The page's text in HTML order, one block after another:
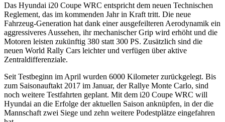
Das Hyundai i20 Coupe WRC entspricht dem neuen Technischen
Reglement, das im kommenden Jahr in Kraft tritt. Die neue
Fahrzeug-Generation hat dank einer ausgefeilteren Aerodynamik ein
aggressiveres Aussehen, ihr mechanischer Grip wird erhöht und die
Motoren leisten zukünftig 380 statt 300 PS. Zusätzlich sind die
neuen World Rally Cars leichter und verfügen über aktive
Zentraldifferenziale.
Seit Testbeginn im April wurden 6000 Kilometer zurückgelegt. Bis
zum Saisonauftakt 2017 im Januar, der Rallye Monte Carlo, sind
noch weitere Testfahrten geplant. Mit dem i20 Coupe WRC will
Hyundai an die Erfolge der aktuellen Saison anknüpfen, in der die
Mannschaft zwei Siege und zehn weitere Podestplätze eingefahren